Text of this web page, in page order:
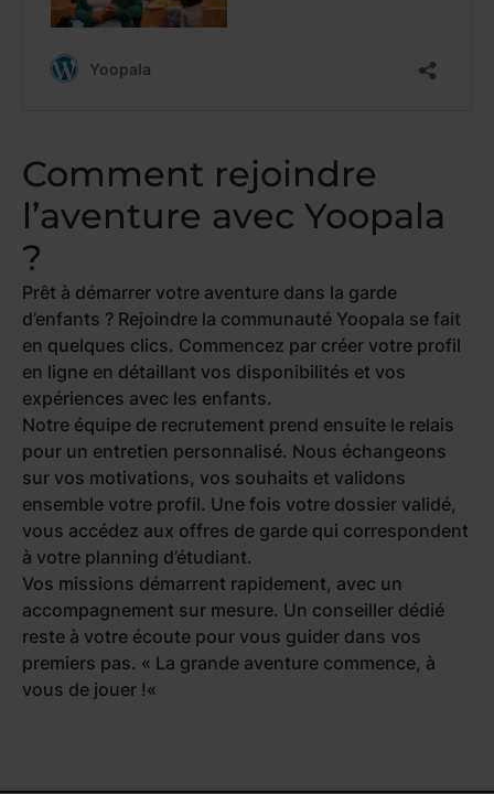
Comment rejoindre
l’aventure avec Yoopala
?
Prêt à démarrer votre aventure dans la garde
d’enfants ? Rejoindre la communauté Yoopala se fait
en quelques clics. Commencez par créer votre profil
en ligne en détaillant vos disponibilités et vos
expériences avec les enfants.
Notre équipe de recrutement prend ensuite le relais
pour un entretien personnalisé. Nous échangeons
sur vos motivations, vos souhaits et validons
ensemble votre profil. Une fois votre dossier validé,
vous accédez aux offres de garde qui correspondent
à votre planning d’étudiant.
Vos missions démarrent rapidement, avec un
accompagnement sur mesure. Un conseiller dédié
reste à votre écoute pour vous guider dans vos
premiers pas. « La grande aventure commence, à
vous de jouer !«